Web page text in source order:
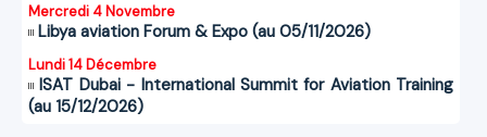
Mercredi 4 Novembre
Libya aviation Forum & Expo (au 05/11/2026)
Lundi 14 Décembre
ISAT Dubai - International Summit for Aviation Training
(au 15/12/2026)